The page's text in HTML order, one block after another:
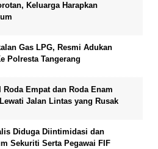
Keluarga Harapkan
Gas LPG, Resmi Adukan
Polresta Tangerang
Empat dan Roda Enam
Jalan Lintas yang Rusak
Diduga Diintimidasi dan
Sekuriti Serta Pegawai FIF